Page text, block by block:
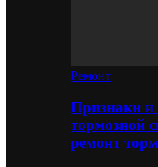
Ремонт
Признаки и
тормозной
ремонт